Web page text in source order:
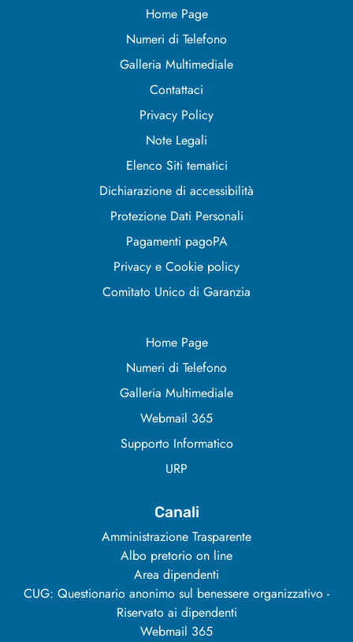
Home Page
Numeri di Telefono
Galleria Multimediale
Contattaci
Privacy Policy
Note Legali
Elenco Siti tematici
Dichiarazione di accessibilità
Protezione Dati Personali
Pagamenti pagoPA
Privacy e Cookie policy
Comitato Unico di Garanzia
Home Page
Numeri di Telefono
Galleria Multimediale
Webmail 365
Supporto Informatico
URP
Canali
Amministrazione Trasparente
Albo pretorio on line
Area dipendenti
CUG: Questionario anonimo sul benessere organizzativo -
Riservato ai dipendenti
Webmail 365